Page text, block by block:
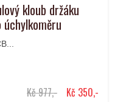
kloub držáku
Kč 977,- Kč 350,-